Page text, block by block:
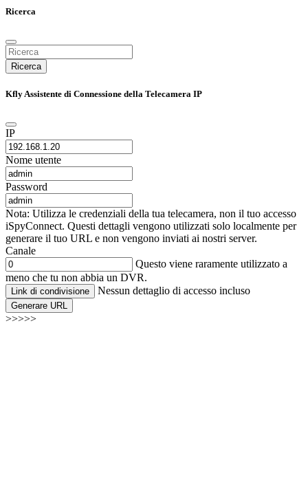
Ricerca
Ricerca
Kfly Assistente di Connessione della Telecamera IP
IP
Nome utente
Password
Nota: Utilizza le credenziali della tua telecamera, non il tuo accesso
iSpyConnect. Questi dettagli vengono utilizzati solo localmente per
generare il tuo URL e non vengono inviati ai nostri server.
Canale
Questo viene raramente utilizzato a
meno che tu non abbia un DVR.
Link di condivisione Nessun dettaglio di accesso incluso
Generare URL
>>>>>